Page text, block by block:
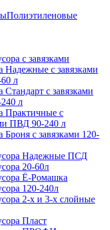
Полиэтиленовые
с завязками
Надежные с завязками
л
с завязками
л
Практичные с
ПВД 90-240 л
Броня с завязками 120-
Надежные ПСД
20-60л
Ё-Ромашка
120-240л
2-х и 3-х слойные
Пласт